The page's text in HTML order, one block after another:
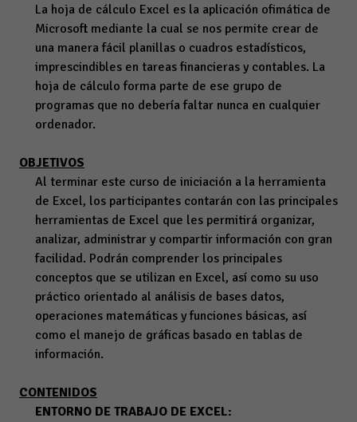
La hoja de cálculo Excel es la aplicación ofimática de
Microsoft mediante la cual se nos permite crear de
una manera fácil planillas o cuadros estadísticos,
imprescindibles en tareas financieras y contables. La
hoja de cálculo forma parte de ese grupo de
programas que no debería faltar nunca en cualquier
ordenador.
OBJETIVOS
Al terminar este curso de iniciación a la herramienta
de Excel, los participantes contarán con las principales
herramientas de Excel que les permitirá organizar,
analizar, administrar y compartir información con gran
facilidad. Podrán comprender los principales
conceptos que se utilizan en Excel, así como su uso
práctico orientado al análisis de bases datos,
operaciones matemáticas y funciones básicas, así
como el manejo de gráficas basado en tablas de
información.
CONTENIDOS
ENTORNO DE TRABAJO DE EXCEL: